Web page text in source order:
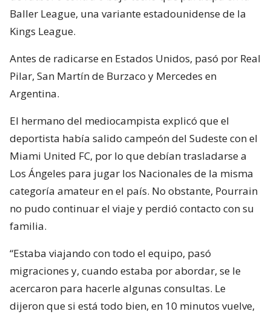
Baller League, una variante estadounidense de la
Kings League.
Antes de radicarse en Estados Unidos, pasó por Real
Pilar, San Martín de Burzaco y Mercedes en
Argentina.
El hermano del mediocampista explicó que el
deportista había salido campeón del Sudeste con el
Miami United FC, por lo que debían trasladarse a
Los Ángeles para jugar los Nacionales de la misma
categoría amateur en el país. No obstante, Pourrain
no pudo continuar el viaje y perdió contacto con su
familia.
“Estaba viajando con todo el equipo, pasó
migraciones y, cuando estaba por abordar, se le
acercaron para hacerle algunas consultas. Le
dijeron que si está todo bien, en 10 minutos vuelve,